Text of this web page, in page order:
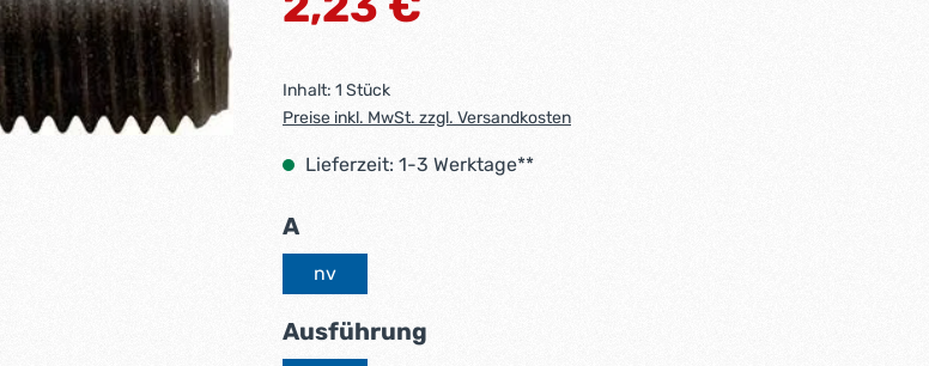
Inhalt: 1 Stück
Preise inkl. MwSt. zzgl. Versandkosten
Lieferzeit: 1-3 Werktage**
Aauswählen
nv
Ausführung